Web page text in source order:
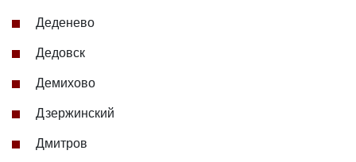
Деденево
Дедовск
Демихово
Дзержинский
Дмитров